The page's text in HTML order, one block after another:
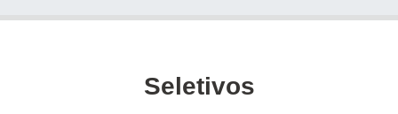
Seletivos